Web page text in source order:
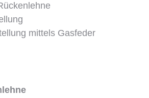
mittels Gasfeder